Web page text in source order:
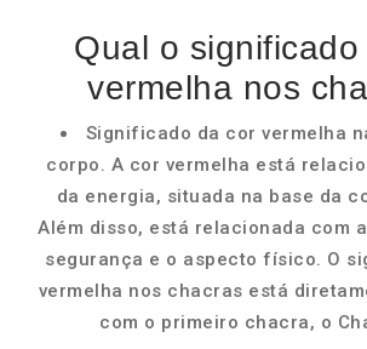
Qual o
vermelha nos
Significado da cor vermelha
corpo. A cor vermelha está
da energia, situada na base da
Além disso, está relacionada com
segurança e o aspecto físico. O
vermelha nos chacras está
com o primeiro chacra, o